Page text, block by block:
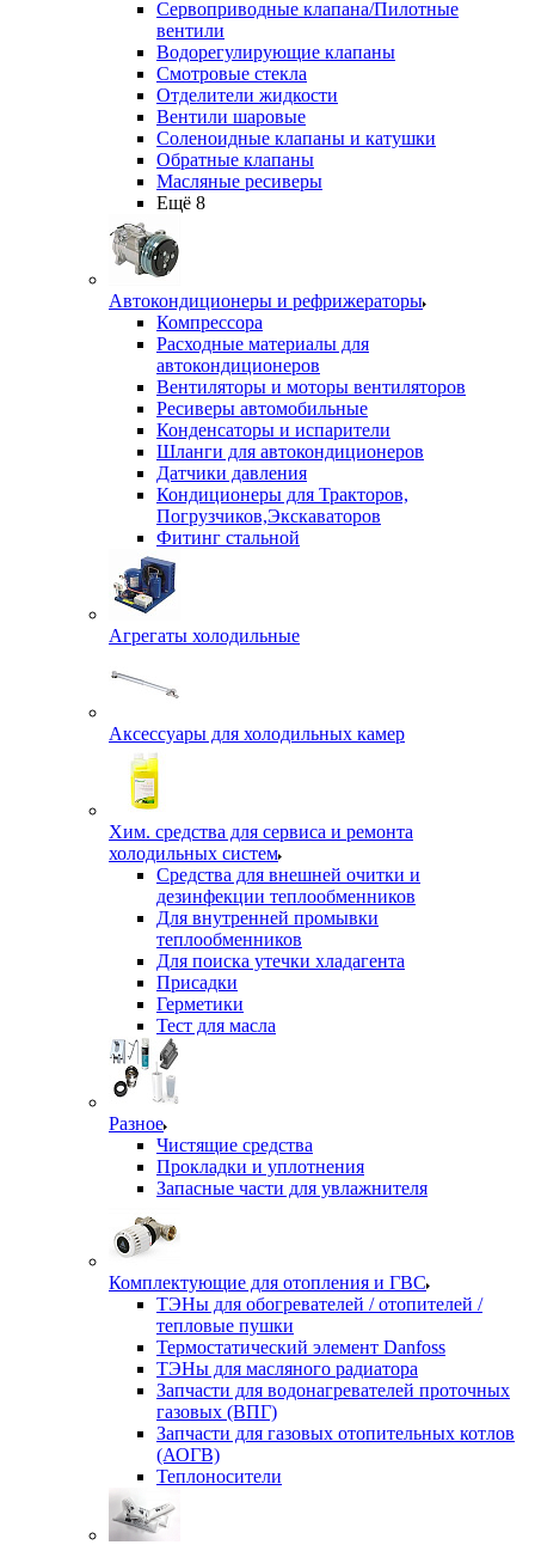
Сервоприводные клапана/Пилотные
вентили
Водорегулирующие клапаны
Смотровые стекла
Отделители жидкости
Вентили шаровые
Соленоидные клапаны и катушки
Обратные клапаны
Масляные ресиверы
Ещё 8
Автокондиционеры и рефрижераторы
Компрессора
Расходные материалы для
автокондиционеров
Вентиляторы и моторы вентиляторов
Ресиверы автомобильные
Конденсаторы и испарители
Шланги для автокондиционеров
Датчики давления
Кондиционеры для Тракторов,
Погрузчиков,Экскаваторов
Фитинг стальной
Агрегаты холодильные
Аксессуары для холодильных камер
Хим. средства для сервиса и ремонта
холодильных систем
Средства для внешней очитки и
дезинфекции теплообменников
Для внутренней промывки
теплообменников
Для поиска утечки хладагента
Присадки
Герметики
Тест для масла
Разное
Чистящие средства
Прокладки и уплотнения
Запасные части для увлажнителя
Комплектующие для отопления и ГВС
ТЭНы для обогревателей / отопителей /
тепловые пушки
Термостатический элемент Danfoss
ТЭНы для масляного радиатора
Запчасти для водонагревателей проточных
газовых (ВПГ)
Запчасти для газовых отопительных котлов
(АОГВ)
Теплоносители